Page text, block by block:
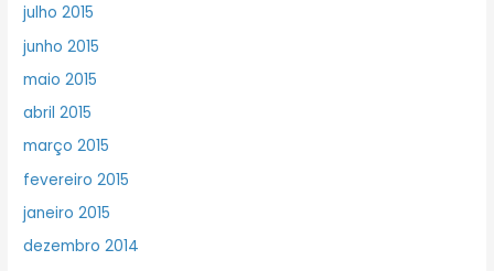
julho 2015
junho 2015
maio 2015
abril 2015
março 2015
fevereiro 2015
janeiro 2015
dezembro 2014